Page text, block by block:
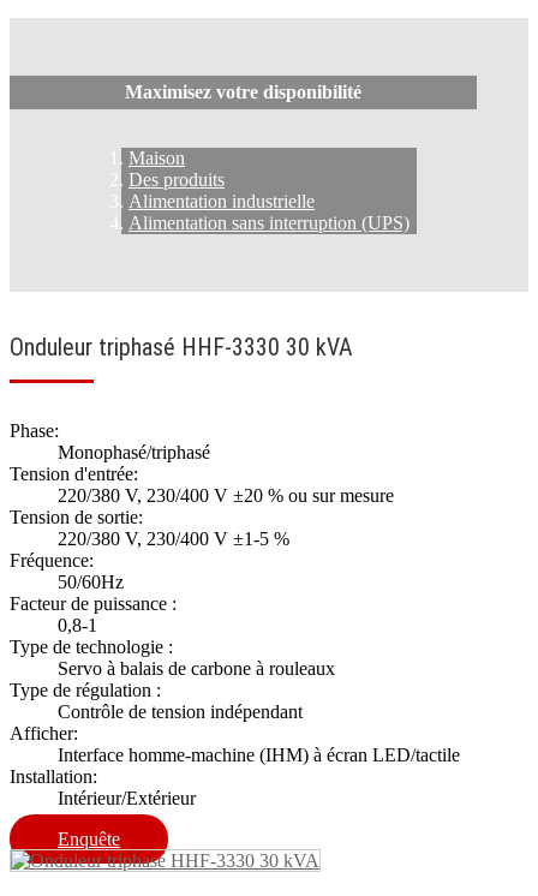
Maximisez votre disponibilité
Maison
Des produits
Alimentation industrielle
Alimentation sans interruption (UPS)
Onduleur triphasé HHF-3330 30 kVA
Phase:
Monophasé/triphasé
Tension d'entrée:
220/380 V, 230/400 V ±20 % ou sur mesure
Tension de sortie:
220/380 V, 230/400 V ±1-5 %
Fréquence:
50/60Hz
Facteur de puissance :
0,8-1
Type de technologie :
Servo à balais de carbone à rouleaux
Type de régulation :
Contrôle de tension indépendant
Afficher:
Interface homme-machine (IHM) à écran LED/tactile
Installation:
Intérieur/Extérieur
Enquête